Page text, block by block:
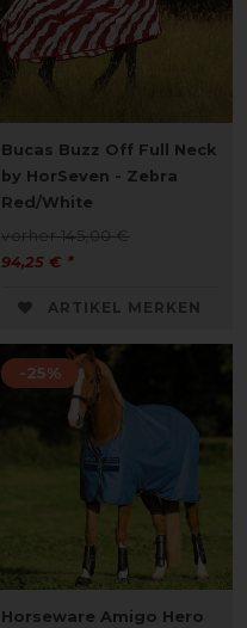
Bucas Buzz Off Full Neck
by HorSeven - Zebra
Red/White
vorher 145,00 €
94,25 € *
ARTIKEL MERKEN
-25%
Horseware Amigo Hero